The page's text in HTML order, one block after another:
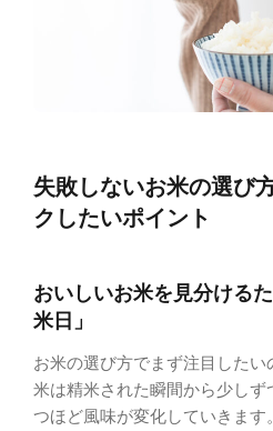
失敗しないお米の選び
クしたいポイント
おいしいお米を見分ける
米日」
お米の選び方でまず注目した
米は精米された瞬間から少しず
つほど風味が変化していきま